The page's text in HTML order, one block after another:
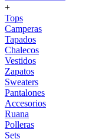
+
Tops
Camperas
Tapados
Chalecos
Vestidos
Zapatos
Sweaters
Pantalones
Accesorios
Ruana
Polleras
Sets